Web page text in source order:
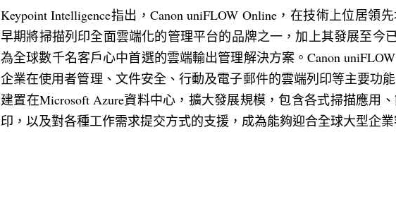
Keypoint Intelligence指出，Canon uniFLOW Online，在技術上位居領
早期將掃描列印全面雲端化的管理平台的品牌之一，加上其發展至今
為全球數千名客戶心中首選的雲端輸出管理解決方案。Canon
企業在使用者管理、文件安全、行動及電子郵件的雲端列印等主要功
建置在Microsoft Azure資料中心，擴大發展規模，包含各式掃描應用
印，以及對各種工作需求提交方式的支援，成為能夠迎合全球大型企業